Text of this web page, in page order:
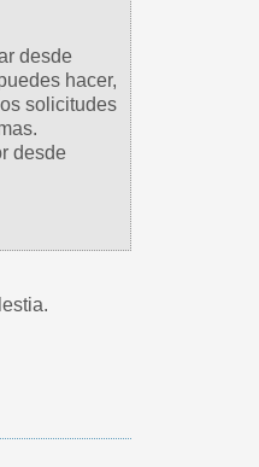
desde
hacer,
solicitudes
desde